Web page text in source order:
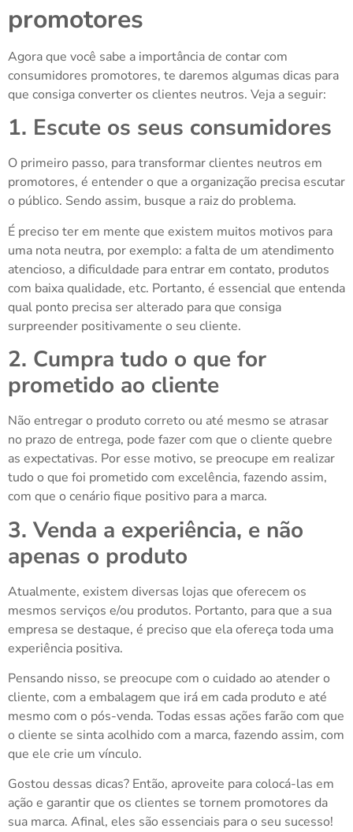
promotores
Agora que você sabe a importância de contar com
consumidores promotores, te daremos algumas dicas para
que consiga converter os clientes neutros. Veja a seguir:
1. Escute os seus consumidores
O primeiro passo, para transformar clientes neutros em
promotores, é entender o que a organização precisa escutar
o público. Sendo assim, busque a raiz do problema.
É preciso ter em mente que existem muitos motivos para
uma nota neutra, por exemplo: a falta de um atendimento
atencioso, a dificuldade para entrar em contato, produtos
com baixa qualidade, etc. Portanto, é essencial que entenda
qual ponto precisa ser alterado para que consiga
surpreender positivamente o seu cliente.
2. Cumpra tudo o que for
prometido ao cliente
Não entregar o produto correto ou até mesmo se atrasar
no prazo de entrega, pode fazer com que o cliente quebre
as expectativas. Por esse motivo, se preocupe em realizar
tudo o que foi prometido com excelência, fazendo assim,
com que o cenário fique positivo para a marca.
3. Venda a experiência, e não
apenas o produto
Atualmente, existem diversas lojas que oferecem os
mesmos serviços e/ou produtos. Portanto, para que a sua
empresa se destaque, é preciso que ela ofereça toda uma
experiência positiva.
Pensando nisso, se preocupe com o cuidado ao atender o
cliente, com a embalagem que irá em cada produto e até
mesmo com o pós-venda. Todas essas ações farão com que
o cliente se sinta acolhido com a marca, fazendo assim, com
que ele crie um vínculo.
Gostou dessas dicas? Então, aproveite para colocá-las em
ação e garantir que os clientes se tornem promotores da
sua marca. Afinal, eles são essenciais para o seu sucesso!